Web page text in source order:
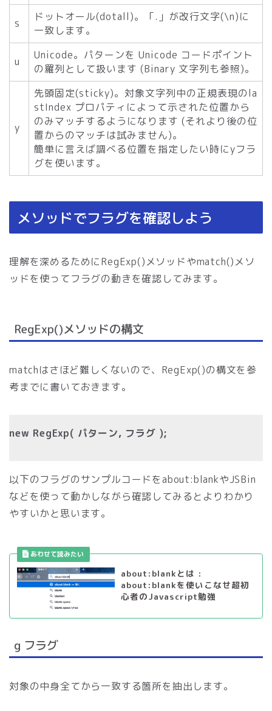
s
ドットオール(dotall)。「.」が改行文字(\n)に
一致します。
u
Unicode。パターンを Unicode コードポイント
の羅列として扱います (Binary 文字列も参照)。
y
先頭固定(sticky)。対象文字列中の正規表現のla
stIndex プロパティによって示された位置から
のみマッチするようになります (それより後の位
置からのマッチは試みません)。
簡単に言えば調べる位置を指定したい時にyフラ
グを使います。
メソッドでフラグを確認しよう
理解を深めるためにRegExp()メソッドやmatch()メソ
ッドを使ってフラグの動きを確認してみます。
RegExp()メソッドの構文
matchはさほど難しくないので、RegExp()の構文を参
考までに書いておきます。
new RegExp( パターン, フラグ );
以下のフラグのサンプルコードをabout:blankやJSBin
などを使って動かしながら確認してみるとよりわかり
やすいかと思います。
about:blankとは :
about:blankを使いこなせ超初
心者のJavascript勉強
g フラグ
対象の中身全てから一致する箇所を抽出します。